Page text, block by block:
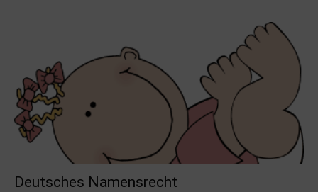
Deutsches Namensrecht